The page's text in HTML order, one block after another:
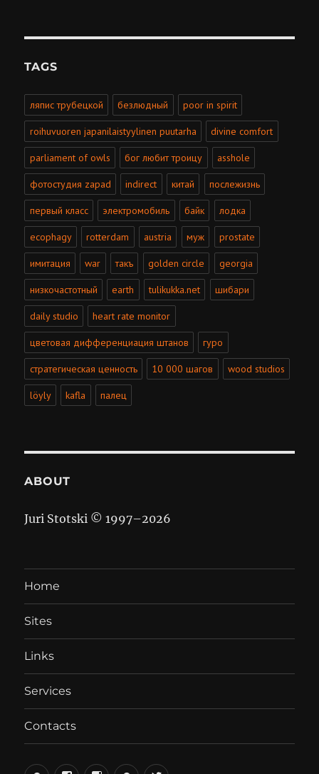
TAGS
ляпис трубецкой безлюдный poor in spirit
roihuvuoren japanilaistyylinen puutarha divine comfort
parliament of owls бог любит троицу asshole
фотостудия zapad indirect китай послежизнь
первый класс электромобиль байк лодка
ecophagy rotterdam austria муж prostate
имитация war такъ golden circle georgia
низкочастотный earth tulikukka.net шибари
daily studio heart rate monitor
цветовая дифференциация штанов гуро
стратегическая ценность 10 000 шагов wood studios
löyly kafla палец
ABOUT
Juri Stotski © 1997–2026
Home
Sites
Links
Services
Contacts